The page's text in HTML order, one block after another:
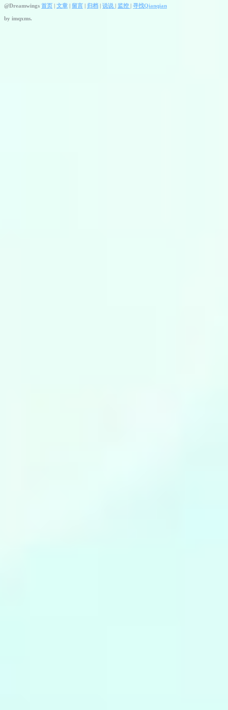
@Dreamwings 首页 | 文章 | 留言 | 归档 | 说说 | 监控 | 寻找Qianqian
by imqxms.